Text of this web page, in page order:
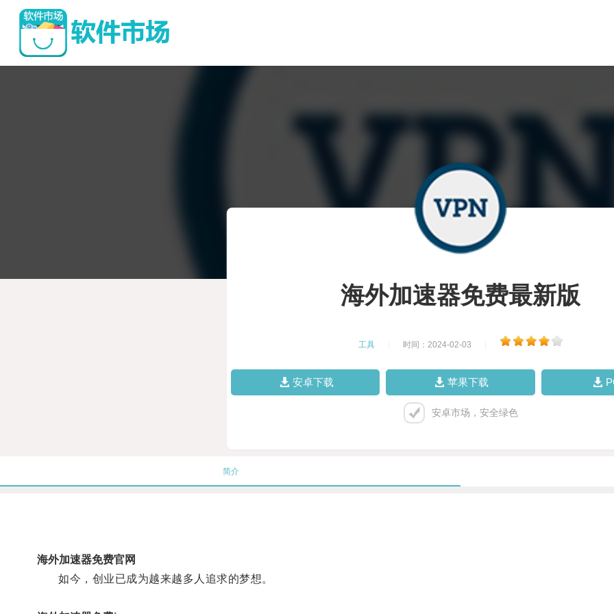
海外加速器免费最新版
工具 时间：2024-02-03
安卓下载 苹果下载
安卓市场，安全绿色
简介
海外加速器免费官网
如今，创业已成为越来越多人追求的梦想。